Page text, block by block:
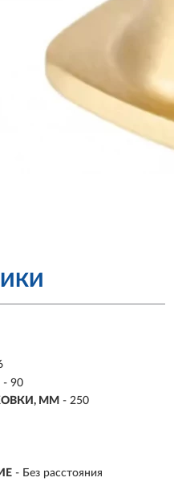
- 90
ММ - 250
- Без расстояния